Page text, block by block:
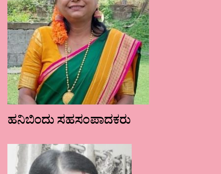
ಹನಿಬಿಂದು ಸಹಸಂಪಾದಕರು